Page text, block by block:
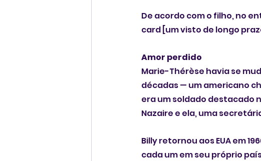
De acordo com o filho, no
card [um visto de longo
Amor perdido
Marie-Thérèse havia se
décadas — um americano
era um soldado destacado
Nazaire e ela, uma
Billy retornou aos EUA em
cada um em seu próprio